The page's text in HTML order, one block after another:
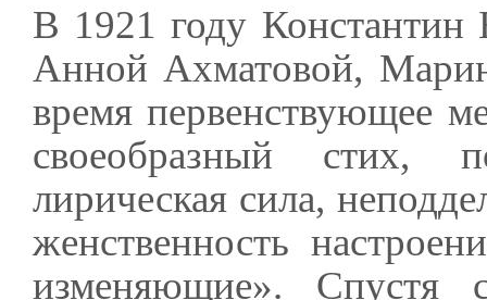
В 1921 году Константин
Анной Ахматовой,
время первенствующее
своеобразный стих,
лирическая сила,
женственность
изменяющие». Спустя